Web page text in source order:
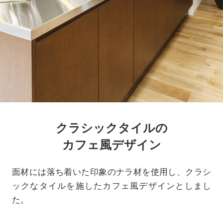
クラシックタイルの
カフェ風デザイン
面材には落ち着いた印象のナラ材を使用し、クラシ
ックなタイルを施したカフェ風デザインとしまし
た。